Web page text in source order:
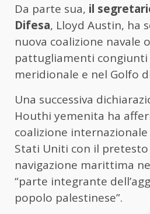
Da parte sua, il
Difesa, Lloyd Austin, ha
nuova coalizione navale
pattugliamenti congiunti
meridionale e nel Golfo
Una successiva
Houthi yemenita ha
coalizione
Stati Uniti con il
navigazione marittima
“parte integrante
popolo palestinese”.